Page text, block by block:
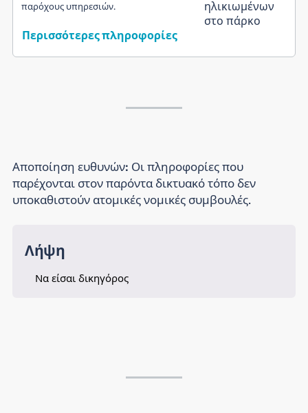
παρόχους υπηρεσιών.
Περισσότερες πληροφορίες
Αποποίηση ευθυνών: Οι πληροφορίες που
παρέχονται στον παρόντα δικτυακό τόπο δεν
υποκαθιστούν ατομικές νομικές συμβουλές.
Λήψη
Να είσαι δικηγόρος